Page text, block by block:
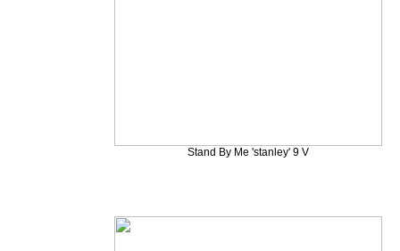
Stand By Me 'stanley' 9 V